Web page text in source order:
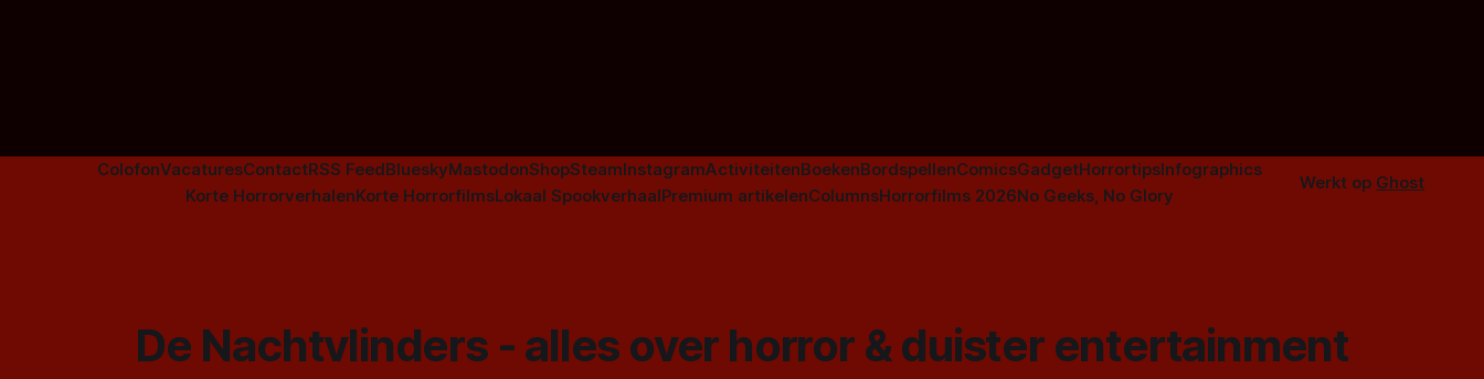
ColofonVacaturesContactRSS FeedBlueskyMastodonShopSteamInstagramActiviteitenBoekenBordspellenComicsGadgetHorrortipsInfographics
Korte HorrorverhalenKorte HorrorfilmsLokaal SpookverhaalPremium artikelenColumnsHorrorfilms 2026No Geeks, No Glory
Werkt op Ghost
De Nachtvlinders - alles over horror & duister entertainment